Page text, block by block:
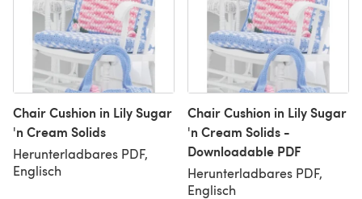
Chair Cushion in Lily Sugar
'n Cream Solids
Herunterladbares PDF,
Englisch
Chair Cushion in Lily Sugar
'n Cream Solids -
Downloadable PDF
Herunterladbares PDF,
Englisch